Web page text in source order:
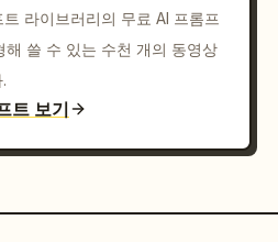
라이브러리의 무료 AI 프롬프
해 쓸 수 있는 수천 개의 동영상
트 보기